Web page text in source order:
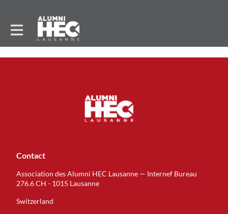
Contact
Association des Alumni HEC Lausanne — Internef Bureau
276.6 CH - 1015 Lausanne
Switzerland